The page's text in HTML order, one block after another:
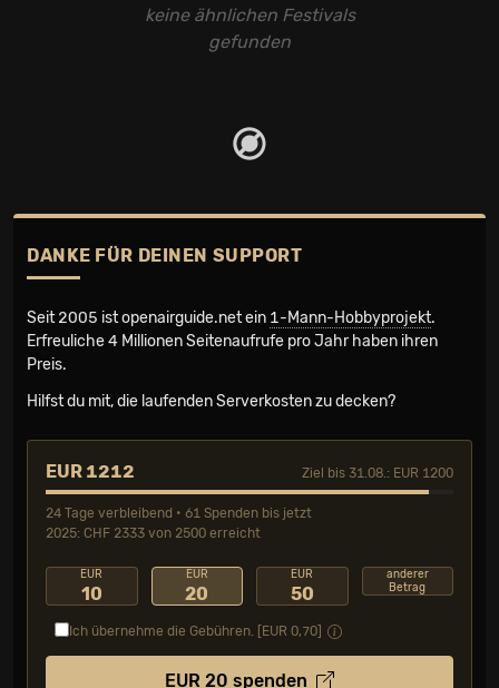
keine ähnlichen Festivals
gefunden
DANKE FÜR DEINEN SUPPORT
Seit 2005 ist openairguide.net ein 1-Mann-Hobbyprojekt.
Erfreuliche 4 Millionen Seiten­aufrufe pro Jahr haben ihren
Preis.
Hilfst du mit, die laufenden Serverkosten zu decken?
EUR 1212 Ziel bis 31.08.: EUR 1200
24 Tage verbleibend • 61 Spenden bis jetzt
2025: CHF 2333 von 2500 erreicht
EUR
10
EUR
20
EUR
50
anderer
Betrag
Ich übernehme die Gebühren. [EUR 0,70
EUR 20 spenden